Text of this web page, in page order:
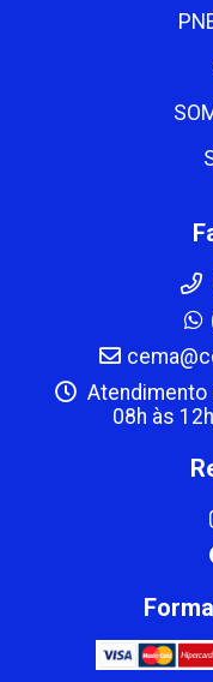
Atendimento
08h às